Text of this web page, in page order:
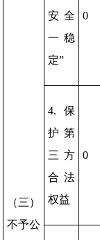
（三）
不予公
安全
一稳
定”
0
4.保
护第
三方
合法
权益
0